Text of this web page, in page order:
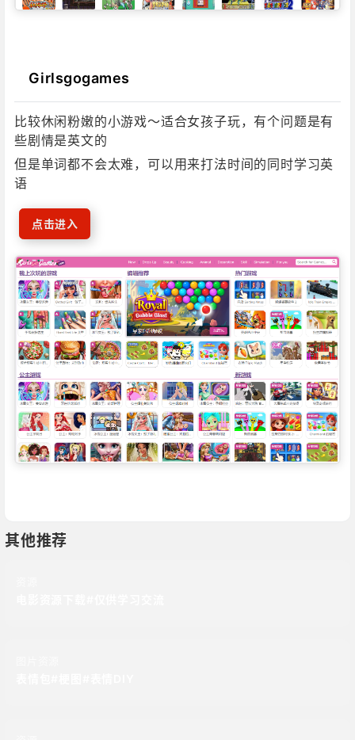
Girlsgogames
比较休闲粉嫩的小游戏～适合女孩子玩，有个问题是有
些剧情是英文的
但是单词都不会太难，可以用来打法时间的同时学习英
语
点击进入
其他推荐